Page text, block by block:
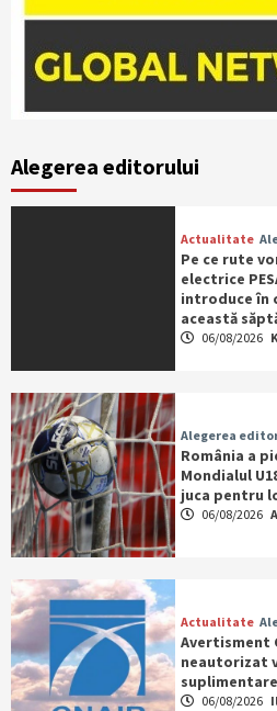
Alegerea editorului
Actualitate
Pe ce rute
electrice
introduce în
această
06/08/2026
Alegerea
România a
Mondialul
juca pentru
06/08/2026
Actualitate
Avertisment
neautorizat
06/08/2026